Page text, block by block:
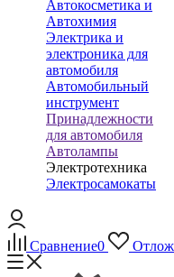
Автокосметика и
Автохимия
Электрика и
электроника для
автомобиля
Автомобильный
инструмент
Принадлежности
для автомобиля
Автолампы
Электротехника
Электросамокаты
Сравнение0